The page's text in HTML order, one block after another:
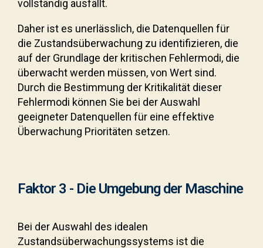
vollständig ausfällt.
Daher ist es unerlässlich, die Datenquellen für
die Zustandsüberwachung zu identifizieren, die
auf der Grundlage der kritischen Fehlermodi, die
überwacht werden müssen, von Wert sind.
Durch die Bestimmung der Kritikalität dieser
Fehlermodi können Sie bei der Auswahl
geeigneter Datenquellen für eine effektive
Überwachung Prioritäten setzen.
Faktor 3 - Die Umgebung der Maschine
Bei der Auswahl des idealen
Zustandsüberwachungssystems ist die